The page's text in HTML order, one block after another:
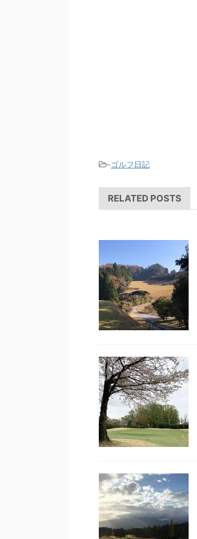
-ゴルフ日記
RELATED POSTS